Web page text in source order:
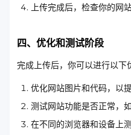
上传完成后，检查你的网
四、优化和测试阶段
完成上传后，你可以进行以下
优化网站图片和代码，以
测试网站功能是否正常，
在不同的浏览器和设备上